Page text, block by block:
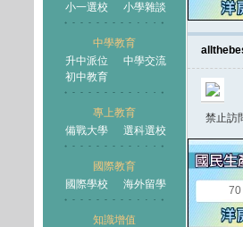
小一選校
小學雜談
中學教育
升中派位
中學交流
初中教育
專上教育
備戰大學
選科選校
國際教育
國際學校
海外留學
知識增值
禁止訪
70